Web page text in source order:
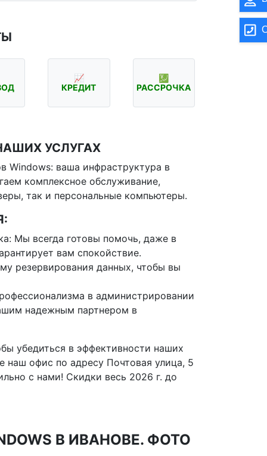
📈
КРЕДИТ
💹
РАССРОЧКА
УСЛУГАХ
Windows: ваша инфраструктура в
комплексное обслуживание,
так и персональные компьютеры.
Мы всегда готовы помочь, даже в
вам спокойствие.
резервирования данных, чтобы вы
в администрировании
надежным партнером в
убедиться в эффективности наших
наш офис по адресу Почтовая улица, 5
с нами! Скидки весь 2026 г. до
В ИВАНОВЕ. ФОТО